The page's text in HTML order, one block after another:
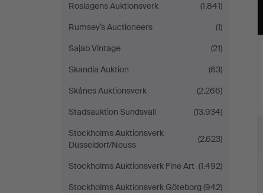
Roslagens Auktionsverk
(1.841)
Rumsey’s Auctioneers
(1)
Sajab Vintage
(21)
Skandia Auktion
(63)
Skånes Auktionsverk
(2.266)
Stadsauktion Sundsvall
(13.934)
Stockholms Auktionsverk
Düsseldorf/Neuss
(2.623)
Stockholms Auktionsverk Fine Art (1.492)
Stockholms Auktionsverk Göteborg(942)